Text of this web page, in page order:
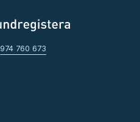
974 760 673